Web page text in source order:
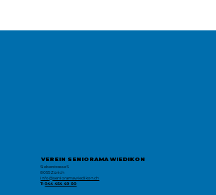
VEREIN SENIORAMA WIEDIKON
Sieberstrasse 5
8055 Zürich
info@senioramawiedikon.ch
T:044 454 49 00